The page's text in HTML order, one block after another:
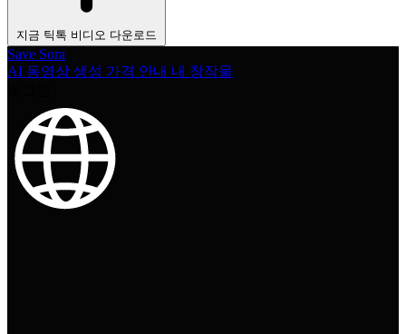
지금 틱톡 비디오 다운로드
Save Sora
AI 동영상 생성 가격 안내 내 창작물